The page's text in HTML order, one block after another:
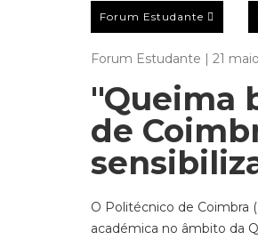
Forum Estudante
Forum Estudante | 21
"Queima
de
O Politécnico de Coimbra
académica no âmbito da